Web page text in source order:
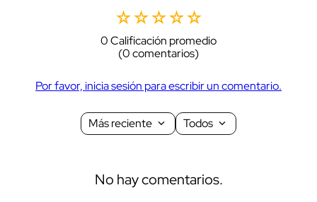
☆☆☆☆☆
0 Calificación promedio
(0 comentarios)
Por favor, inicia sesión para escribir un comentario.
Más reciente Todos
No hay comentarios.